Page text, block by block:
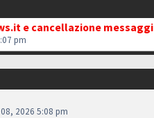
e cancellazione messaggi
pm
2026 5:08 pm